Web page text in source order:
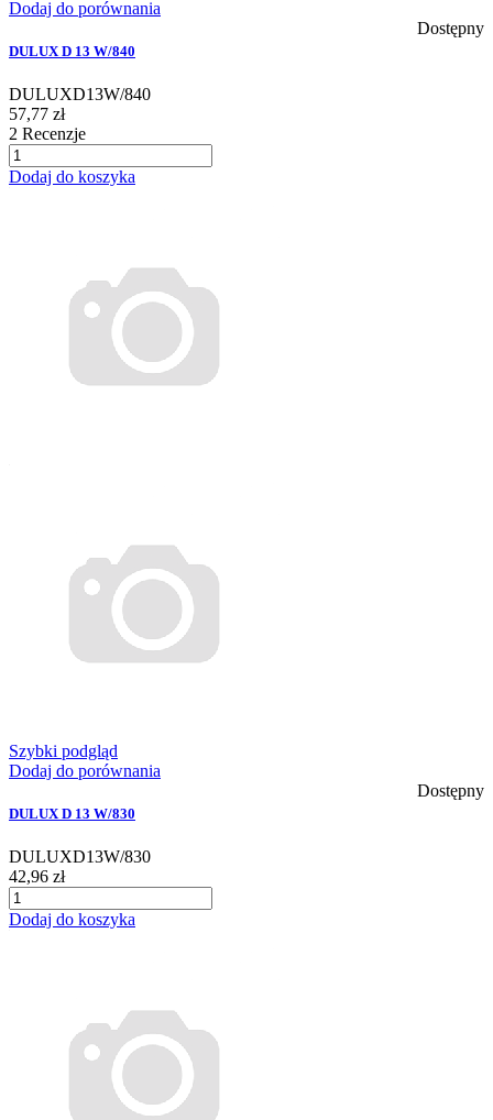
Dodaj do porównania
Dostępny
DULUX D 13 W/840
DULUXD13W/840
57,77 zł
2 Recenzje
Dodaj do koszyka
Szybki podgląd
Dodaj do porównania
Dostępny
DULUX D 13 W/830
DULUXD13W/830
42,96 zł
Dodaj do koszyka